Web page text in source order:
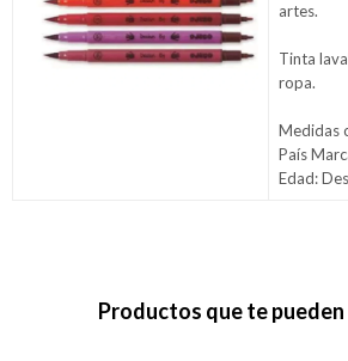
artes.
Tinta
ropa.
Medidas
País
Edad:
Productos que te